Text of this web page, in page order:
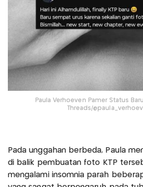
Paula Verhoeven Pamer Status
Threads/
Pada unggahan berbeda, Paula
di balik pembuatan foto KTP
mengalami insomnia parah